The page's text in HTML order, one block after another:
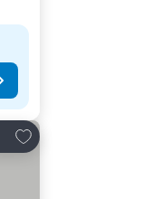
Hozzáadás a